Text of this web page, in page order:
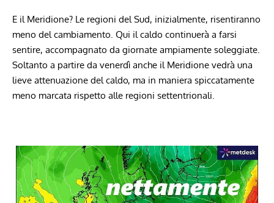
E il Meridione? Le regioni del Sud, inizialmente, risentiranno
meno del cambiamento. Qui il caldo continuerà a farsi
sentire, accompagnato da giornate ampiamente soleggiate.
Soltanto a partire da venerdì anche il Meridione vedrà una
lieve attenuazione del caldo, ma in maniera spiccatamente
meno marcata rispetto alle regioni settentrionali.